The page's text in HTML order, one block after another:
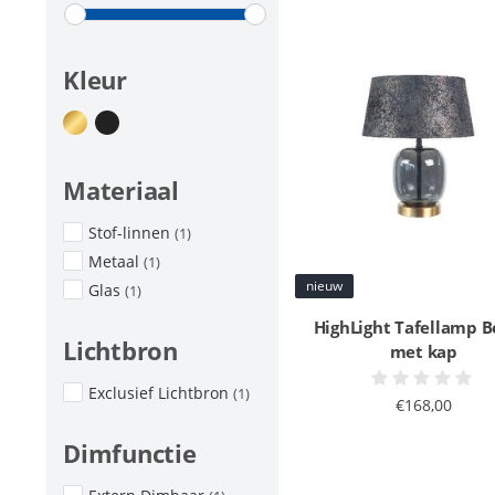
Kleur
Materiaal
Stof-linnen (1)
Metaal (1)
Glas (1)
Lichtbron
Exclusief Lichtbron (1)
Dimfunctie
nieuw
HighLight Tafellamp
met kap
€168,00